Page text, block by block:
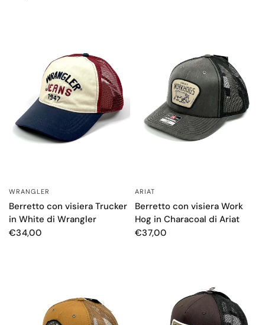
OCCHIATA VELOCE
WRANGLER
Berretto con visiera Trucker
in White di Wrangler
€34,00
ARIAT
Berretto con visiera Work
Hog in Characoal di Ariat
€37,00